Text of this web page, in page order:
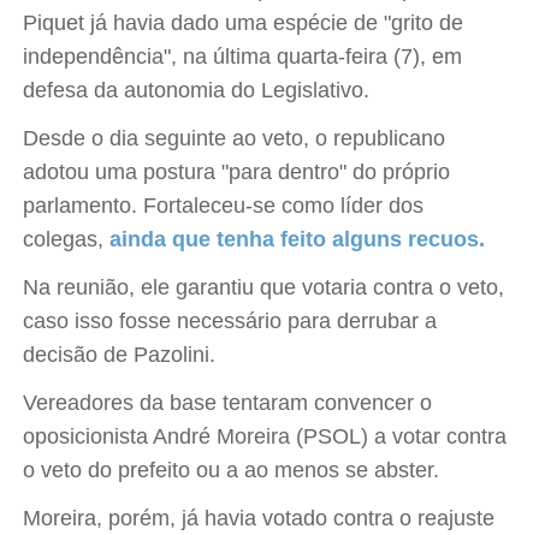
Piquet já havia dado uma espécie de "grito de
independência", na última quarta-feira (7), em
defesa da autonomia do Legislativo.
Desde o dia seguinte ao veto, o republicano
adotou uma postura "para dentro" do próprio
parlamento. Fortaleceu-se como líder dos
colegas,ainda que tenha feito alguns recuos.
Na reunião, ele garantiu que votaria contra o veto,
caso isso fosse necessário para derrubar a
decisão de Pazolini.
Vereadores da base tentaram convencer o
oposicionista André Moreira (PSOL) a votar contra
o veto do prefeito ou a ao menos se abster.
Moreira, porém, já havia votado contra o reajuste